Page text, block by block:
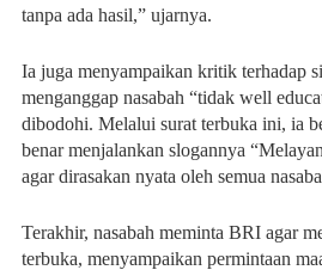
tanpa ada hasil,” ujarnya.
Ia juga menyampaikan kritik terhadap
menganggap nasabah “tidak well
dibodohi. Melalui surat terbuka ini, ia
benar menjalankan slogannya
agar dirasakan nyata oleh semua
Terakhir, nasabah meminta BRI agar
terbuka, menyampaikan permintaan